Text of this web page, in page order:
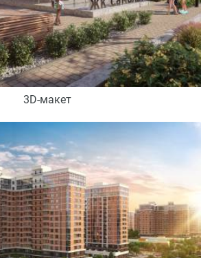
3D-макет